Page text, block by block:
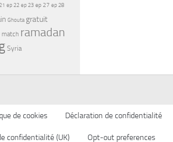
ep 22 ep 23 ep 27 ep 28
Ghouta gratuit
match ramadan
Syria
de cookies Déclaration de confidentialité
confidentialité (UK) Opt-out preferences